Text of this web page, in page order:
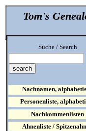
Tom's
Suche / Search
Nachnamen,
Personenliste,
Nachkommenlisten
Ahnenliste /